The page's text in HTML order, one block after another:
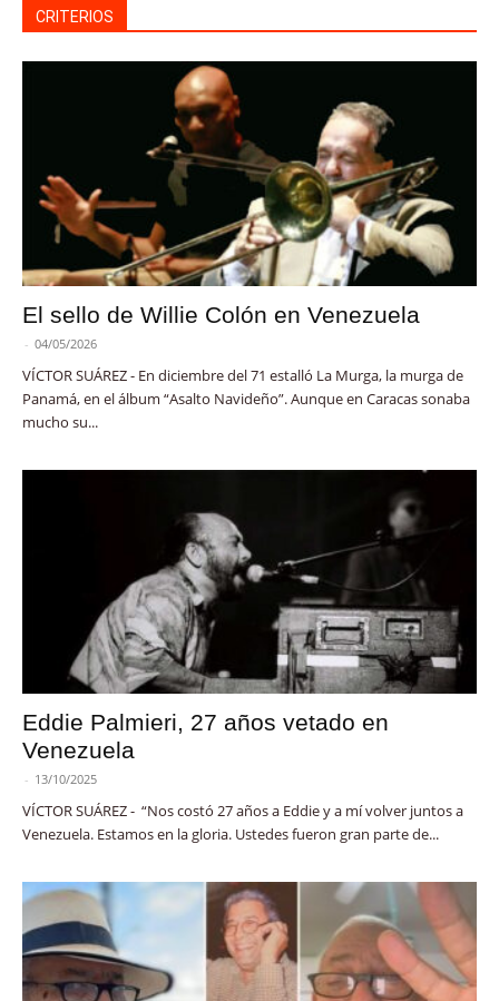
CRITERIOS
El sello de Willie Colón en Venezuela
- 04/05/2026
VÍCTOR SUÁREZ - En diciembre del 71 estalló La Murga, la murga de
Panamá, en el álbum “Asalto Navideño”. Aunque en Caracas sonaba
mucho su...
Eddie Palmieri, 27 años vetado en
Venezuela
- 13/10/2025
VÍCTOR SUÁREZ - “Nos costó 27 años a Eddie y a mí volver juntos a
Venezuela. Estamos en la gloria. Ustedes fueron gran parte de...